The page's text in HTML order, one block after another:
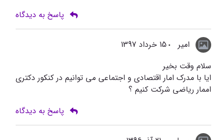
پاسخ به دیدگاه
امیر
15 خرداد 1397
سلام وقت بخیر
ایا با مدرک امار اقتصادی و اجتماعی می توانیم در کنکور دکتری
اممار ریاضی شرکت کنیم ؟
پاسخ به دیدگاه